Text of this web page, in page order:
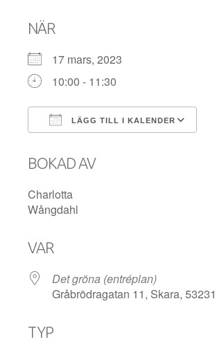
NÄR
17 mars, 2023
10:00 - 11:30
LÄGG TILL I KALENDER
BOKAD AV
Charlotta
Wångdahl
VAR
Det gröna (entréplan)
Gråbrödragatan 11, Skara, 53231
TYP